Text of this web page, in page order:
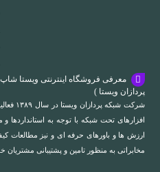
معرفی فروشگاه اینترنتی ویستا
پردازان ویستا )
شرکت
افزارهای تحت شبکه با توجه به استانداردها
ارزش ها و باورهای حرفه ای و نیز مطالعات
مخابراتی به منظور تامین و پشتیبانی مشتریان